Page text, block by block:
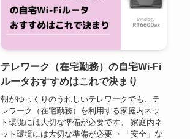
テレワーク（在宅勤務）の自宅Wi-Fi
ルータおすすめはこれで決まり
朝がゆっくりのうれしいテレワークでも、テ
レワーク（在宅勤務）を利用する家庭内ネッ
ト環境には大切な準備が必要です。 家庭内ネ
ット環境には大切な準備が必要 ・「安全」な